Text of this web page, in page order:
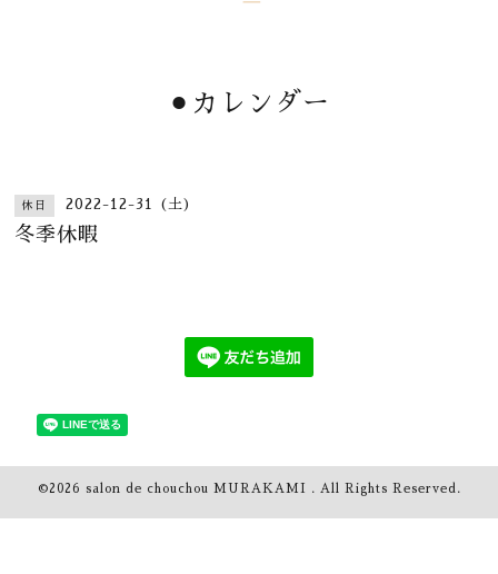
⚫︎カレンダー
休日 2022-12-31 (土)
冬季休暇
©2026 salon de chouchou MURAKAMI . All Rights Reserved.